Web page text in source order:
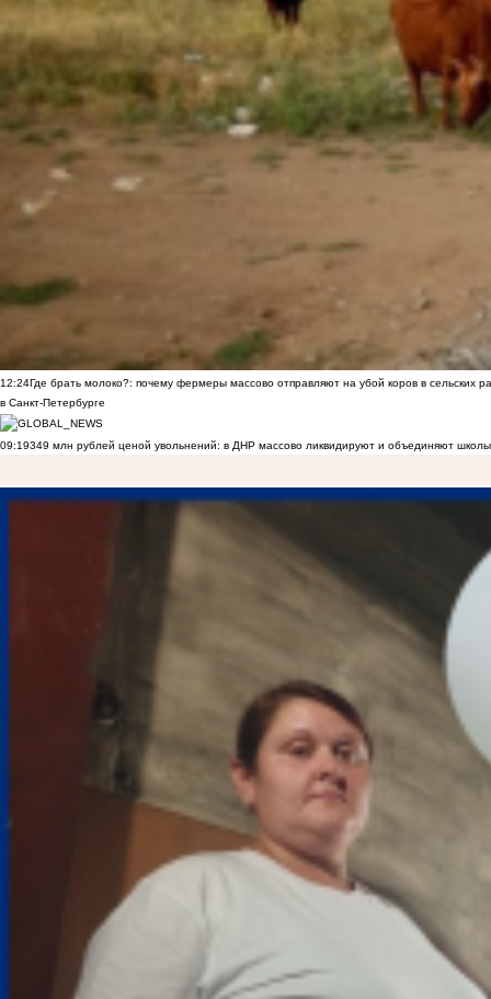
12:24Где брать молоко?: почему фермеры массово отправляют на убой коров в сельских
в Санкт-Петербурге
09:19349 млн рублей ценой увольнений: в ДНР массово ликвидируют и объединяют